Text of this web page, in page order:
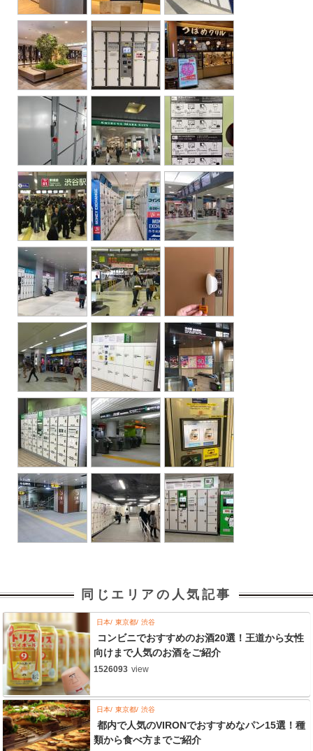
同じエリアの人気記事
日本 東京都 渋谷
コンビニでおすすめのお酒20選！王道から女性
向けまで人気のお酒をご紹介
1526093 view
日本 東京都 渋谷
都内で人気のVIRONでおすすめなパン15選！種
類から食べ方までご紹介